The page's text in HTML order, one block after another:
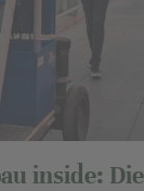
inside: